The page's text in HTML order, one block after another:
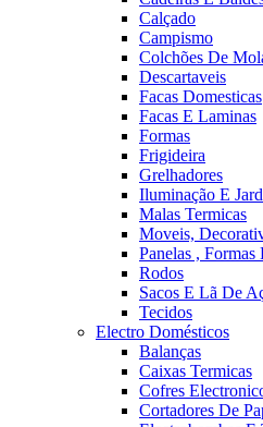
Calçado
Campismo
Colchões De
Descartaveis
Facas Domesticas
Facas E Laminas
Formas
Frigideira
Grelhadores
Iluminação E
Malas Termicas
Moveis,
Panelas , Formas
Rodos
Sacos E Lã De
Tecidos
Electro Domésticos
Balanças
Caixas Termicas
Cofres
Cortadores De